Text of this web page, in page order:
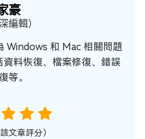
豪
編輯）
Windows 和 Mac 相關問題
料恢復、檔案修復、錯誤
等。
文章評分）